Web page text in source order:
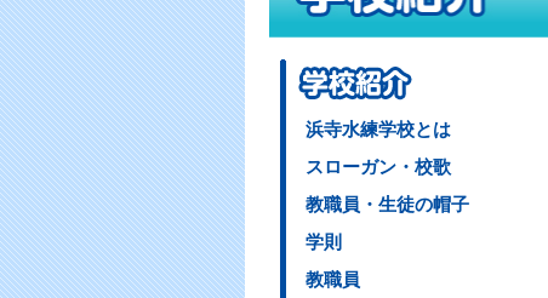
浜寺水練学校とは
スローガン・校歌
教職員・生徒の帽子
学則
教職員